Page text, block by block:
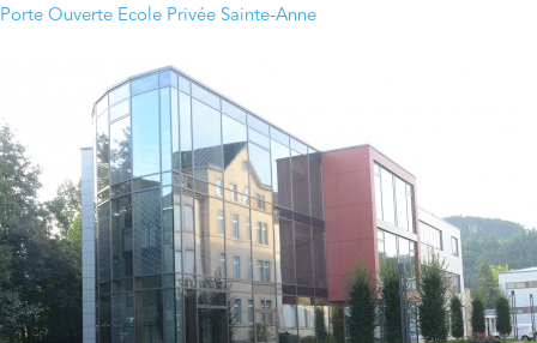
Porte Ouverte Ecole Privée Sainte-Anne